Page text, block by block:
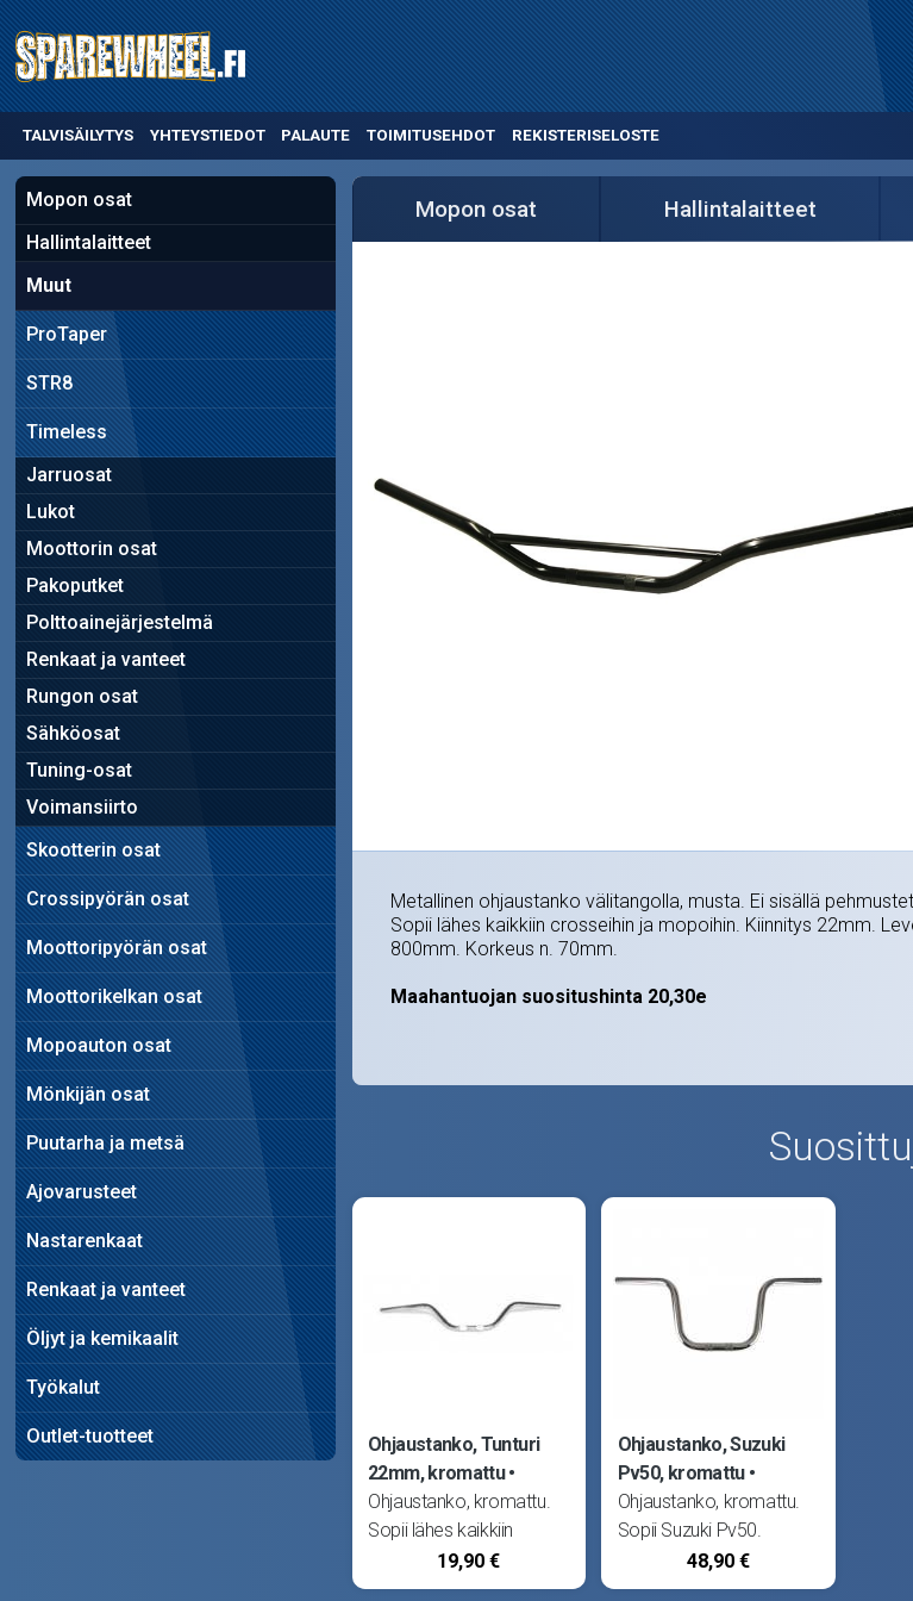
TALVISÄILYTYS YHTEYSTIEDOT PALAUTE TOIMITUSEHDOT REKISTERISELOSTE
Mopon osat
Hallintalaitteet
Muut
ProTaper
STR8
Timeless
Jarruosat
Lukot
Moottorin osat
Pakoputket
Polttoainejärjestelmä
Renkaat ja vanteet
Rungon osat
Sähköosat
Tuning-osat
Voimansiirto
Skootterin osat
Crossipyörän osat
Moottoripyörän osat
Moottorikelkan osat
Mopoauton osat
Mönkijän osat
Puutarha ja metsä
Ajovarusteet
Nastarenkaat
Renkaat ja vanteet
Öljyt ja kemikaalit
Työkalut
Outlet-tuotteet
Mopon osat Hallintalaitteet
Metallinen ohjaustanko välitangolla, musta. Ei sisällä
Sopii lähes kaikkiin crosseihin ja mopoihin. Kiinnitys 22mm.
800mm. Korkeus n. 70mm.
Maahantuojan suositushinta 20,30e
Ohjaustanko, Tunturi
22mm, kromattu
Ohjaustanko, kromattu.
Sopii lähes kaikkiin
mopoihin. Kiinnitys
22mm. Leveys 670mm.
19,90 €
Ohjaustanko, Suzuki
Pv50, kromattu
Ohjaustanko, kromattu.
Sopii Suzuki Pv50.
48,90 €